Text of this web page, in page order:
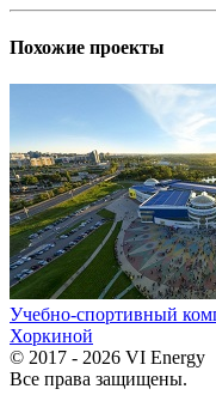
Похожие проекты
Учебно-спортивный
Хоркиной
© 2017 - 2026 VI Energy
Все права защищены.